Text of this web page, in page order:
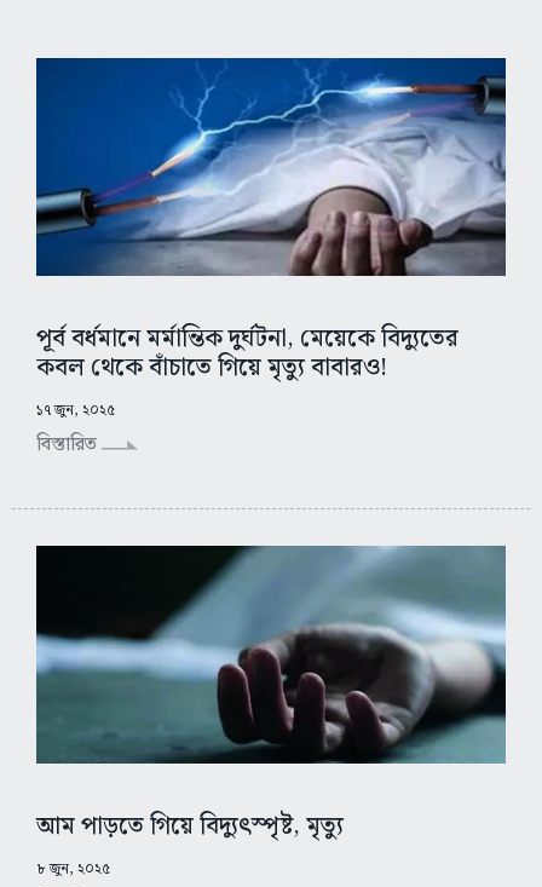
পূর্ব বর্ধমানে মর্মান্তিক দুর্ঘটনা, মেয়েকে বিদ্যুতের
কবল থেকে বাঁচাতে গিয়ে মৃত্যু বাবারও!
১৭ জুন, ২০২৫
বিস্তারিত
আম পাড়তে গিয়ে বিদ্যুৎস্পৃষ্ট, মৃত্যু
৮ জুন, ২০২৫